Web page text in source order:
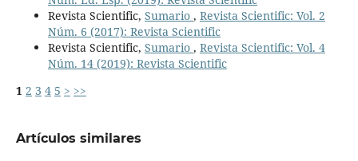
Revista Scientific, Sumario , Revista Scientific: Vol. 2
Núm. 6 (2017): Revista Scientific
Revista Scientific, Sumario , Revista Scientific: Vol. 4
Núm. 14 (2019): Revista Scientific
1 2 3 4 5 > >>
Artículos similares